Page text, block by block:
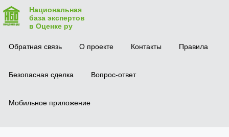
Национальная
база экспертов
в Оценке ру
Обратная связь О проекте Контакты Правила
Безопасная сделка Вопрос-ответ
Мобильное приложение